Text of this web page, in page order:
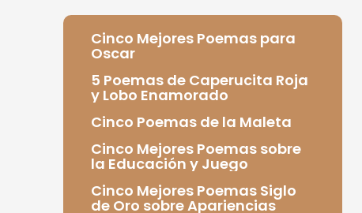
Cinco Mejores Poemas para
Oscar
5 Poemas de Caperucita Roja
y Lobo Enamorado
Cinco Poemas de la Maleta
Cinco Mejores Poemas sobre
la Educación y Juego
Cinco Mejores Poemas Siglo
de Oro sobre Apariencias